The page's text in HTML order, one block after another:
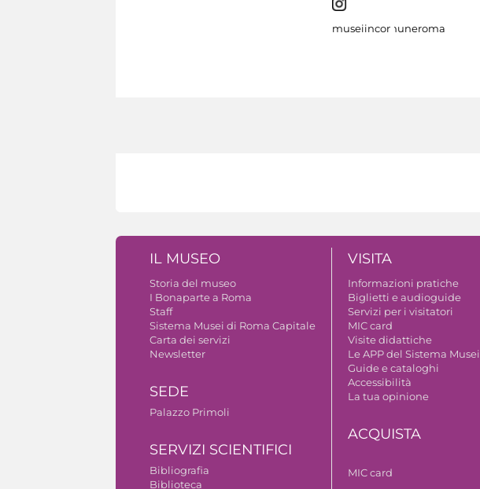
museiincomuneroma
IL MUSEO
Storia del museo
I Bonaparte a Roma
Staff
Sistema Musei di Roma Capitale
Carta dei servizi
Newsletter
SEDE
Palazzo Primoli
SERVIZI SCIENTIFICI
Bibliografia
Biblioteca
VISITA
Informazioni pratiche
Biglietti e audioguide
Servizi per i visitatori
MIC card
Visite didattiche
Le APP del Sistema Musei
Guide e cataloghi
Accessibilità
La tua opinione
ACQUISTA
MIC card